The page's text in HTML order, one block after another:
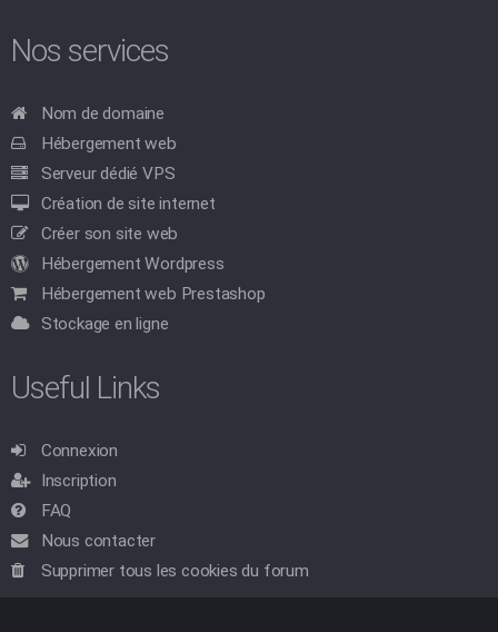
Nos services
Nom de domaine
Hébergement web
Serveur dédié VPS
Création de site internet
Créer son site web
Hébergement Wordpress
Hébergement web Prestashop
Stockage en ligne
Useful Links
Connexion
Inscription
FAQ
Nous contacter
Supprimer tous les cookies du forum